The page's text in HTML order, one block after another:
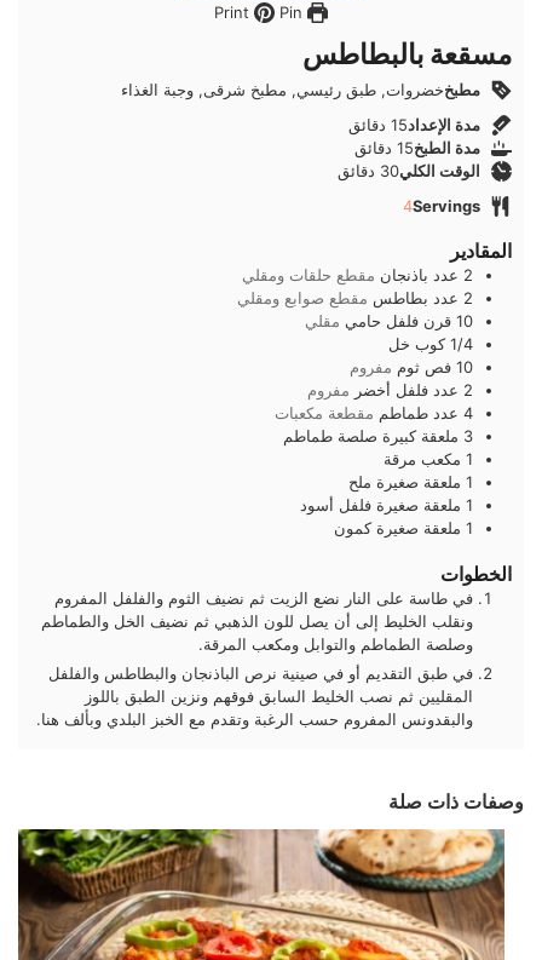
Pin
مسقعة بالبطاطس
مطبخخضروات, طبق رئيسي, مطبخ شرقى, وجبة الغذاء
مدة الإعداد15دقائق
دقائق
مدة الطبخ15دقائق
دقائق
الوقت الكلي30 دقائق
دقائق
Servings
4
المقادير
2 عدد باذنجان مقطع حلقات ومقلي
2 عدد بطاطس مقطع صوابع ومقلي
10 قرن فلفل حامي مقلي
1/4 كوب خل
10 فص ثوم مفروم
2 عدد فلفل أخضر مفروم
4 عدد طماطم مقطعة مكعبات
3 ملعقة كبيرة صلصة طماطم
1 مكعب مرقة
1 ملعقة صغيرة ملح
1 ملعقة صغيرة فلفل أسود
1 ملعقة صغيرة كمون
الخطوات
في طاسة على النار نضع الزيت ثم نضيف الثوم والفلفل المفروم
ونقلب الخليط إلى أن يصل للون الذهبي ثم نضيف الخل والطماطم
وصلصة الطماطم والتوابل ومكعب المرقة.
في طبق التقديم أو في صينية نرص الباذنجان والبطاطس والفلفل
المقليين ثم نصب الخليط السابق فوقهم ونزين الطبق باللوز
والبقدونس المفروم حسب الرغبة وتقدم مع الخبز البلدي وبألف هنا.
وصفات ذات صلة